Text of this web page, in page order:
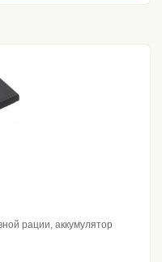
рации, аккумулятор